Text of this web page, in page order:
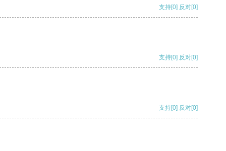
支持[0] 反对[0]
支持[0] 反对[0]
支持[0] 反对[0]